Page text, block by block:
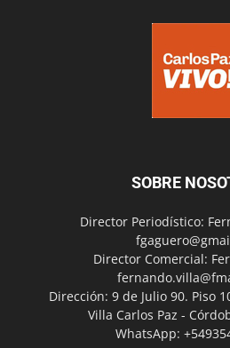
SOBRE
Director Periodístico:
Director Comercial:
Dirección: 9 de Julio 90. Piso
Villa Carlos Paz -
WhatsApp: